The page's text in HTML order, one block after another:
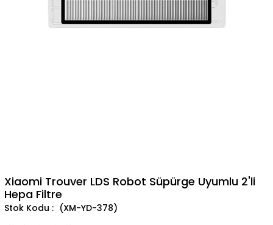
Xiaomi Trouver LDS Robot Süpürge Uyumlu 2'li
Hepa Filtre
(XM-YD-378)